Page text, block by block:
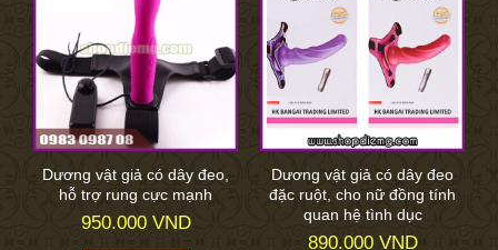
Dương vật giả có dây đeo,
hỗ trợ rung cực mạnh
950.000 VND
Dương vật giả có dây đeo
đặc ruột, cho nữ đồng tính
quan hệ tình dục
890.000 VND